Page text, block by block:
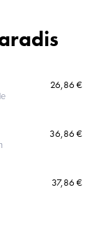
26,86 €
36,86 €
37,86 €